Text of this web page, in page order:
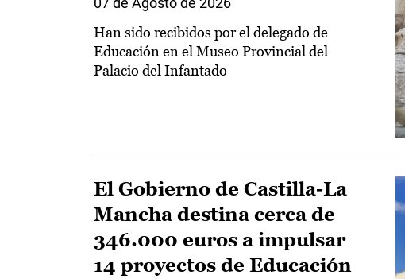
Han sido recibidos por el delegado de
Educación en el Museo Provincial del
Palacio del Infantado
El Gobierno de Castilla-La
Mancha destina cerca de
346.000 euros a impulsar
14 proyectos de Educación